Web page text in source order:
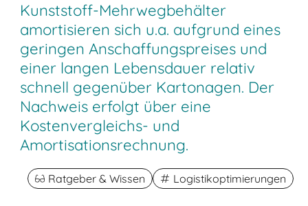
Kunststoff-Mehrwegbehälter
amortisieren sich u.a. aufgrund eines
geringen Anschaffungspreises und
einer langen Lebensdauer relativ
schnell gegenüber Kartonagen. Der
Nachweis erfolgt über eine
Kostenvergleichs- und
Amortisationsrechnung.
Ratgeber & Wissen Logistikoptimierungen